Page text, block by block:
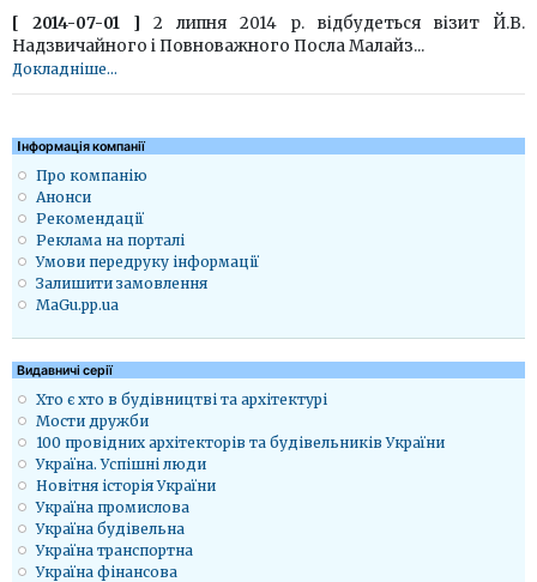
[ 2014-07-01 ] 2 липня 2014 р. відбудеться візит Й.В.
Надзвичайного і Повноважного Посла Малайз...
Докладніше...
Iнформація компанії
Про компанію
Анонси
Рекомендації
Реклама на порталі
Умови передруку інформації
Залишити замовлення
MaGu.pp.ua
Видавничі серії
Хто є хто в будівництві та архітектурі
Мости дружби
100 провідних архітекторів та будівельників України
Україна. Успішні люди
Новітня історія України
Україна промислова
Україна будівельна
Україна транспортна
Україна фінансова